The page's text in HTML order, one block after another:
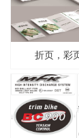
折页，彩